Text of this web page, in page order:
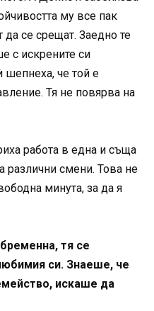
му все пак
да се срещат. Заедно те
с искрените си
шепнеха, че той е
Тя не повярва на
работа в една и съща
различни смени. Това не
минута, за да я
тя се
си. Знаеше, че
искаше да